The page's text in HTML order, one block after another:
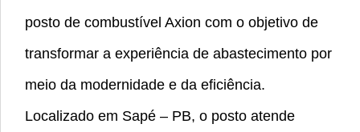
posto de combustível Axion com o objetivo de
transformar a experiência de abastecimento por
meio da modernidade e da eficiência.
Localizado em Sapé – PB, o posto atende